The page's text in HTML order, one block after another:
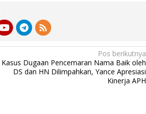
Pos berikutnya
Kasus Dugaan Pencemaran Nama Baik oleh
DS dan HN Dilimpahkan, Yance Apresiasi
Kinerja APH